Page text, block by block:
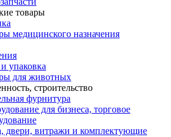
товары
медицинского назначения
упаковка
для животных
строительство
фурнитура
для бизнеса, торговое
двери, витражи и комплектующие